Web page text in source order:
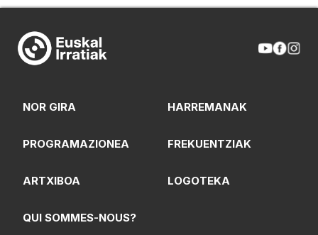
NOR GIRA HARREMANAK
PROGRAMAZIONEA FREKUENTZIAK
ARTXIBOA LOGOTEKA
QUI SOMMES-NOUS?